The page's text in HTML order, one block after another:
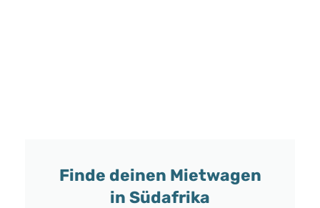
Finde deinen Mietwagen
in Südafrika